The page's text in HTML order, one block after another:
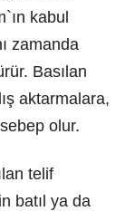
kabul
zamanda
Basılan
aktarmalara,
olur.
telif
batıl ya da